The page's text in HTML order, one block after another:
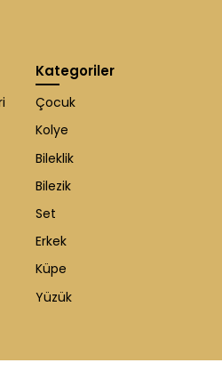
Kategoriler
Çocuk
Kolye
Bileklik
Bilezik
Set
Erkek
Küpe
Yüzük